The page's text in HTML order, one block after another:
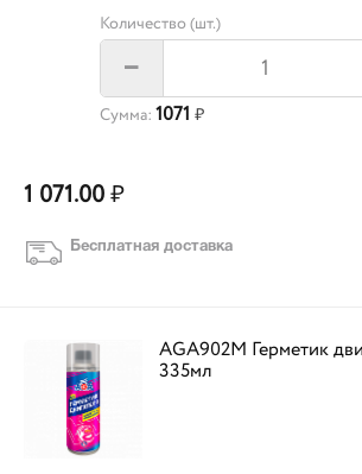
Количество (шт.)
–
Сумма: 1071 ₽
1 071.00₽
Бесплатная доставка
AGA902M Герметик
335мл